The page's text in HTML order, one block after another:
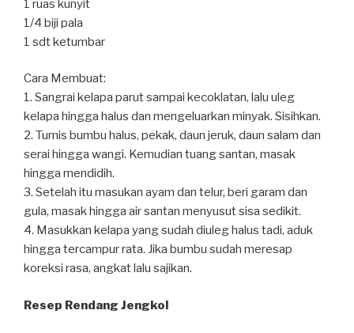
1 ruas kunyit⁣
1/4 biji pala⁣
1 sdt ketumbar⁣
Cara Membuat:
1. Sangrai kelapa parut sampai kecoklatan, lalu uleg
kelapa hingga halus dan mengeluarkan minyak. Sisihkan.⁣
2. Tumis bumbu halus, pekak, daun jeruk, daun salam dan
serai hingga wangi. Kemudian tuang santan, masak
hingga mendidih.⁣
3. Setelah itu masukan ayam dan telur, beri garam dan
gula, masak hingga air santan menyusut sisa sedikit.⁣
4. Masukkan kelapa yang sudah diuleg halus tadi, aduk
hingga tercampur rata. Jika bumbu sudah meresap
koreksi rasa, angkat lalu sajikan.
Resep Rendang Jengkol